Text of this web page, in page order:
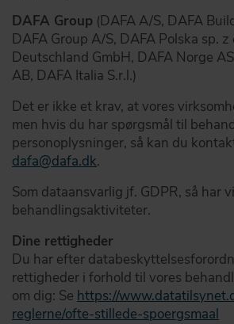
DAFA Group (DAFA A/S, DAFA
DAFA Group A/S, DAFA Polska sp. z
Deutschland GmbH, DAFA Norge
AB, DAFA Italia S.r.l.)
Det er ikke et krav, at vores
men hvis du har spørgsmål til
personoplysninger, så kan du
dafa@dafa.dk.
Som dataansvarlig jf. GDPR, så har
behandlingsaktiviteter.
Dine rettigheder
Du har efter
rettigheder i forhold til vores
om dig: Se https://
reglerne/ofte-stillede-spoergsmaal